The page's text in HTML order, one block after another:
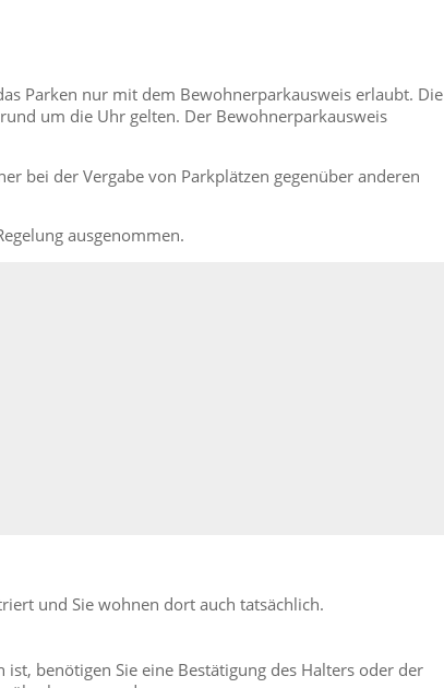
Parken nur mit dem Bewohnerparkausweis erlaubt. Die
um die Uhr gelten. Der Bewohnerparkausweis
bei der Vergabe von Parkplätzen gegenüber anderen
ausgenommen.
und Sie wohnen dort auch tatsächlich.
ist, benötigen Sie eine Bestätigung des Halters oder der